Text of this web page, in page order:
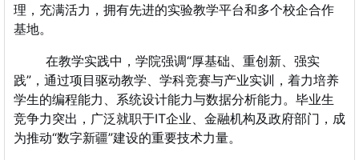
理，充满活力，拥有先进的实验教学平台和多个校企合作
基地。
在教学实践中，学院强调“厚基础、重创新、强实
践”，通过项目驱动教学、学科竞赛与产业实训，着力培养
学生的编程能力、系统设计能力与数据分析能力。毕业生
竞争力突出，广泛就职于IT企业、金融机构及政府部门，成
为推动“数字新疆”建设的重要技术力量。